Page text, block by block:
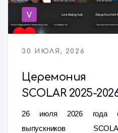
30 ИЮЛЯ, 2026
Церемония
SCOLAR 2025-
26 июля 2026 года
выпускников